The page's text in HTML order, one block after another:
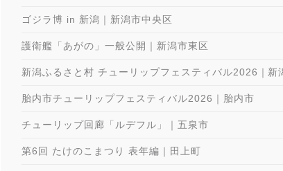
ゴジラ博 in 新潟｜新潟市中央区
護衛艦「あがの」一般公開｜新潟市東区
新潟ふるさと村 チューリップフェスティバル2026｜新
胎内市チューリップフェスティバル2026｜胎内市
チューリップ回廊「ルデフル」｜五泉市
第6回 たけのこまつり 表年編｜田上町